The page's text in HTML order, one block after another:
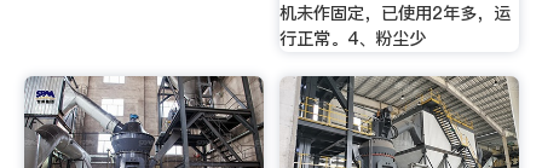
机未作固定，已使用2年多，运
行正常。4、粉尘少